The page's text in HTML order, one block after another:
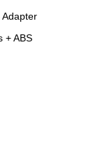
Adapter
+ ABS